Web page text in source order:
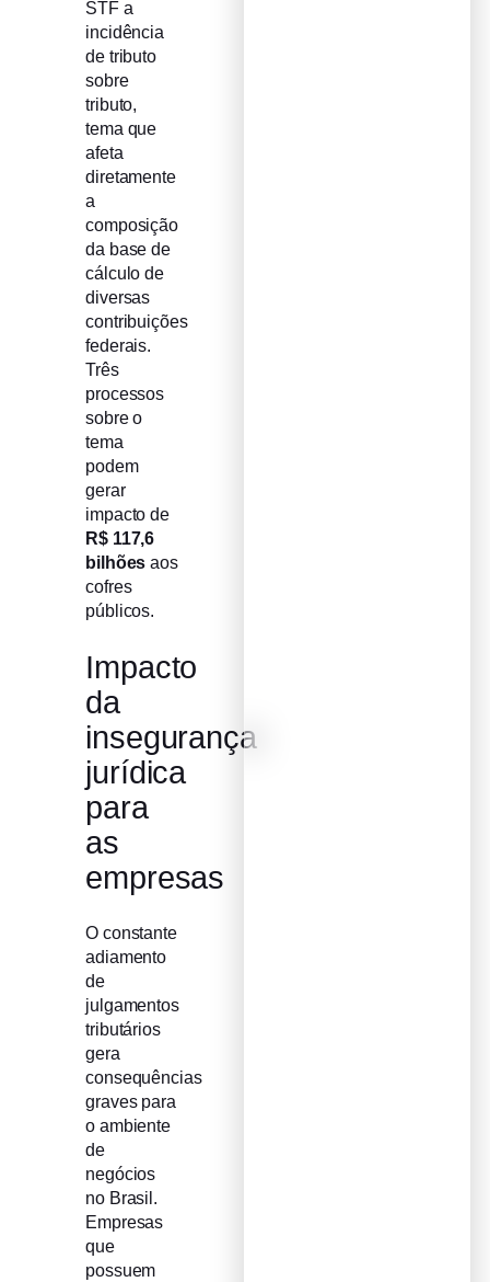
STF a
incidência
de tributo
sobre
tributo,
tema que
afeta
diretamente
a
composição
da base de
cálculo de
diversas
contribuições
federais.
Três
processos
sobre o
tema
podem
gerar
impacto de
R$ 117,6
bilhões aos
cofres
públicos.
Impacto
da
insegurança
jurídica
para
as
empresas
O constante
adiamento
de
julgamentos
tributários
gera
consequências
graves para
o ambiente
de
negócios
no Brasil.
Empresas
que
possuem